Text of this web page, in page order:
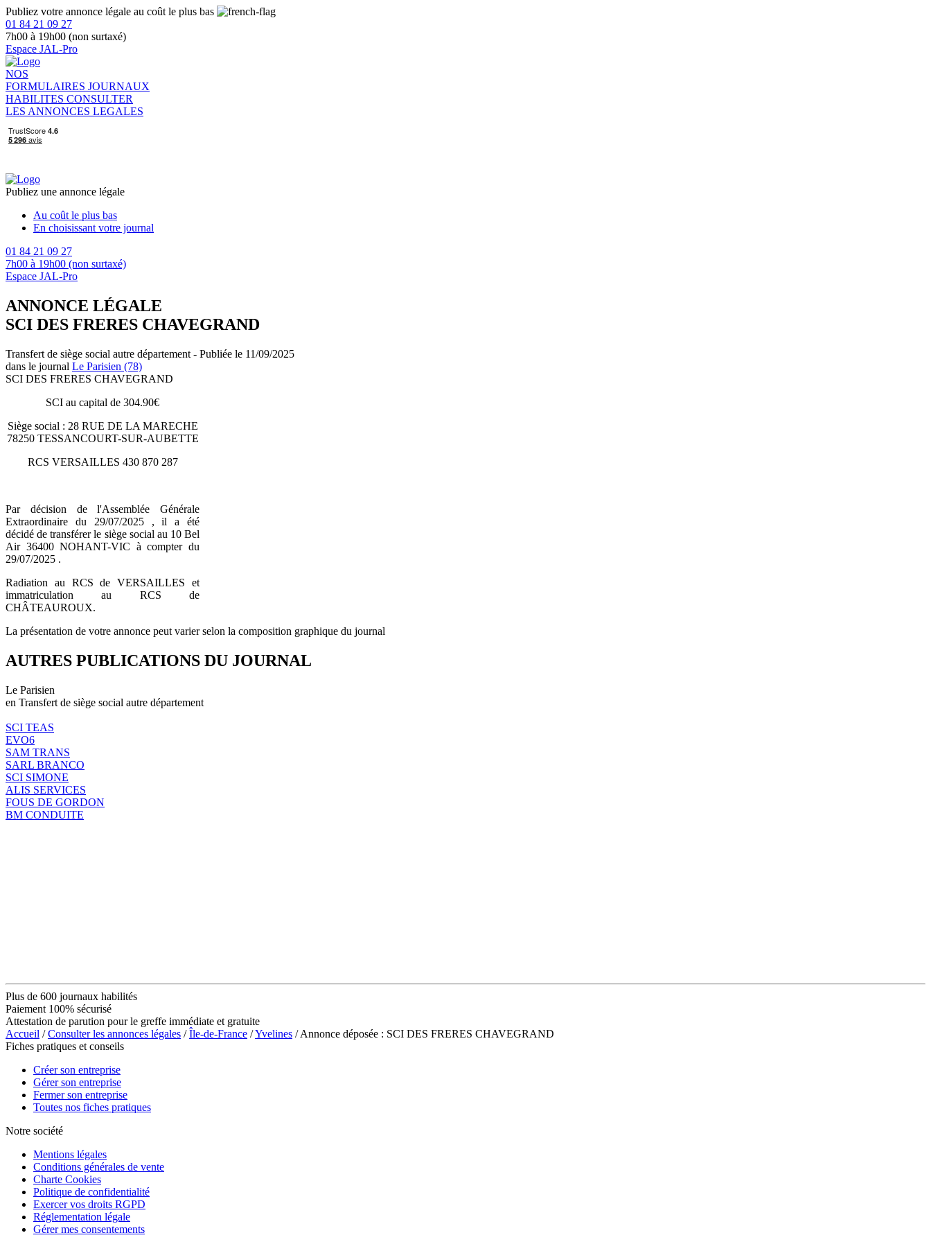
Publiez votre annonce légale au coût le plus bas
01 84 21 09 27
7h00 à 19h00 (non surtaxé)
Espace JAL-Pro
NOS
FORMULAIRES JOURNAUX
HABILITES CONSULTER
LES ANNONCES LEGALES
Publiez une annonce légale
Au coût le plus bas
En choisissant votre journal
01 84 21 09 27
7h00 à 19h00 (non surtaxé)
Espace JAL-Pro
ANNONCE LÉGALE
SCI DES FRERES CHAVEGRAND
Transfert de siège social autre département - Publiée le 11/09/2025
dans le journal Le Parisien (78)
SCI DES FRERES CHAVEGRAND
SCI au capital de 304.90€
Siège social : 28 RUE DE LA MARECHE
78250 TESSANCOURT-SUR-AUBETTE
RCS VERSAILLES 430 870 287
Par décision de l'Assemblée Générale
Extraordinaire du 29/07/2025 , il a été
décidé de transférer le siège social au 10 Bel
Air 36400 NOHANT-VIC à compter du
29/07/2025 .
Radiation au RCS de VERSAILLES et
immatriculation au RCS de
CHÂTEAUROUX.
La présentation de votre annonce peut varier selon la composition graphique du journal
AUTRES PUBLICATIONS DU JOURNAL
Le Parisien
en Transfert de siège social autre département
SCI TEAS
EVO6
SAM TRANS
SARL BRANCO
SCI SIMONE
ALIS SERVICES
FOUS DE GORDON
BM CONDUITE
Plus de 600 journaux habilités
Paiement 100% sécurisé
Attestation de parution pour le greffe immédiate et gratuite
Accueil /Consulter les annonces légales /Île-de-France /Yvelines / Annonce déposée : SCI DES FRERES CHAVEGRAND
Fiches pratiques et conseils
Créer son entreprise
Gérer son entreprise
Fermer son entreprise
Toutes nos fiches pratiques
Notre société
Mentions légales
Conditions générales de vente
Charte Cookies
Politique de confidentialité
Exercer vos droits RGPD
Réglementation légale
Gérer mes consentements